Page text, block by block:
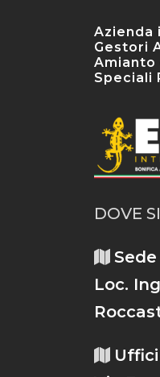
Azienda
Gestori
Amianto
Speciali
DOVE
Loc.